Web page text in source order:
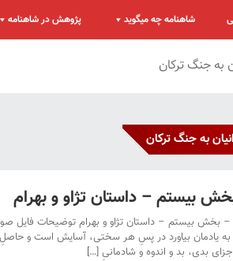
شاهنامه چه میگوید پژوهش در شاهنامه
به جنگ ترکان
به جنگ ترکان
بیستم – داستان تژاو و بهرام
– بخش بیستم – داستان تژاو و بهرام توضیحات فایل
به یادمان بیاورد در پسِ هر سختی، آسایش است و
بدی، بد و اندوه و شادمانیِ […]